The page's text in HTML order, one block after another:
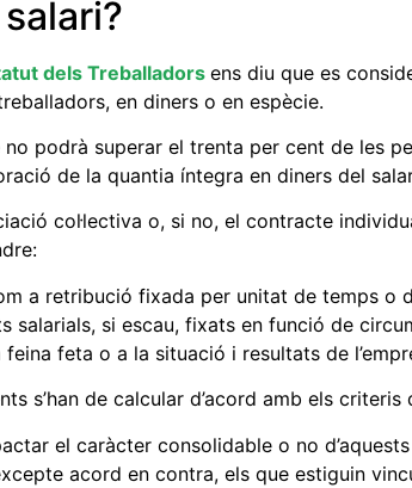
dels Treballadors ens diu que es
en diners o en espècie.
no podrà superar el trenta per cent de les
de la quantia íntegra en diners del
col·lectiva o, si no, el contracte
a retribució fixada per unitat de temps o
salarials, si escau, fixats en funció de
feta o a la situació i resultats de
s’han de calcular d’acord amb els
el caràcter consolidable o no
acord en contra, els que estiguin